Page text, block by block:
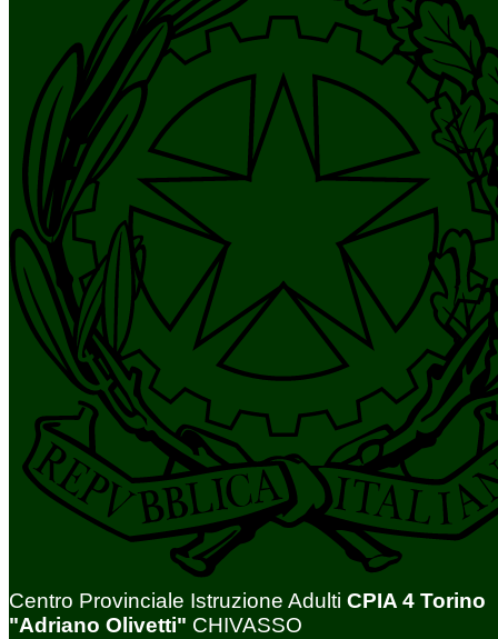
Centro Provinciale Istruzione Adulti CPIA 4 Torino
"Adriano Olivetti" CHIVASSO